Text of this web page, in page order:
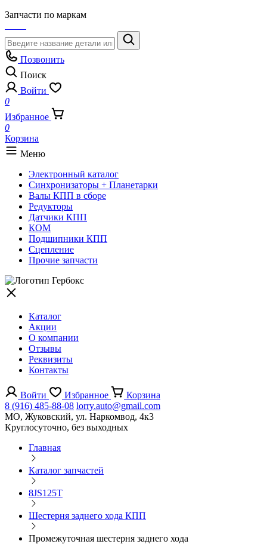
Запчасти по маркам
Позвонить
Поиск
Войти
0
Избранное
0
Корзина
Меню
Электронный каталог
Синхронизаторы + Планетарки
Валы КПП в сборе
Редукторы
Датчики КПП
КОМ
Подшипники КПП
Сцепление
Прочие запчасти
Каталог
Акции
О компании
Отзывы
Реквизиты
Контакты
Войти Избранное
Корзина
8 (916) 485-88-08 lorry.auto@gmail.com
МО, Жуковский, ул. Наркомвод, 4к3
Круглосуточно, без выходных
Главная
Каталог запчастей
8JS125T
Шестерня заднего хода КПП
Промежуточная шестерня заднего хода